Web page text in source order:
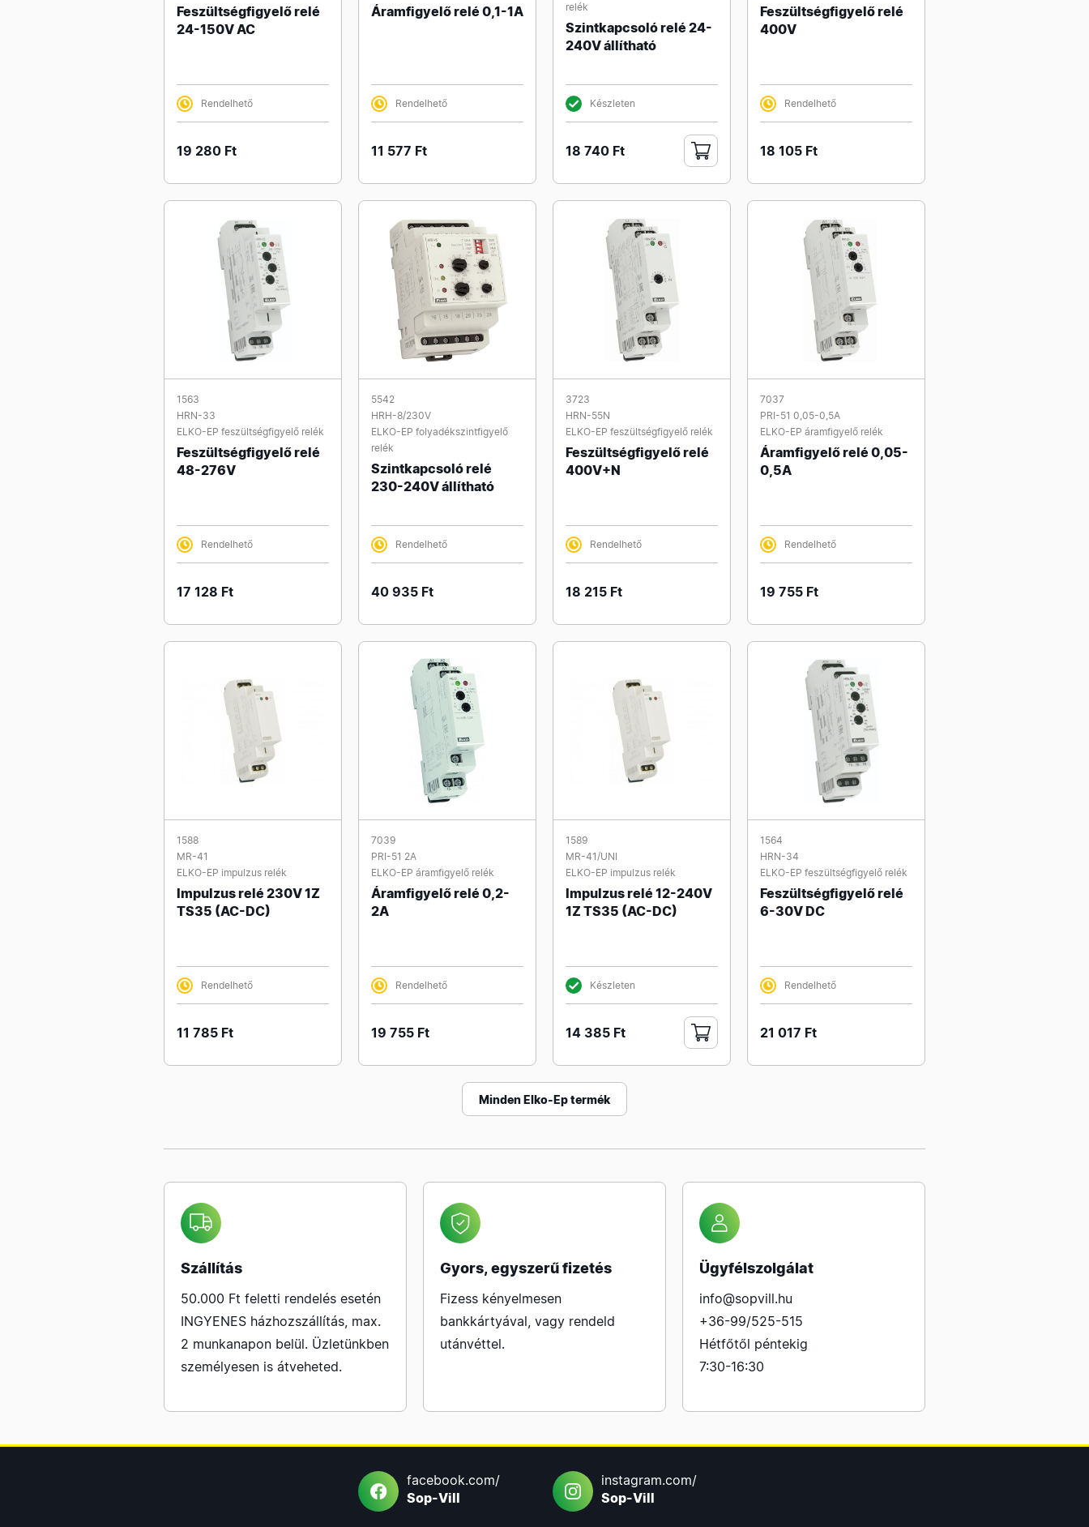
Feszültségfigyelő relé
24-150V AC
Rendelhető
19 280 Ft
Áramfigyelő relé 0,1-1A
Rendelhető
11 577 Ft
relék
Szintkapcsoló relé 24-
240V állítható
Készleten
18 740 Ft
Feszültségfigyelő relé
400V
Rendelhető
18 105 Ft
1563
HRN-33
ELKO-EP feszültségfigyelő relék
Feszültségfigyelő relé
48-276V
Rendelhető
17 128 Ft
5542
HRH-8/230V
ELKO-EP folyadékszintfigyelő
relék
Szintkapcsoló relé
230-240V állítható
Rendelhető
40 935 Ft
3723
HRN-55N
ELKO-EP feszültségfigyelő relék
Feszültségfigyelő relé
400V+N
Rendelhető
18 215 Ft
7037
PRI-51 0,05-0,5A
ELKO-EP áramfigyelő relék
Áramfigyelő relé 0,05-
0,5A
Rendelhető
19 755 Ft
1588
MR-41
ELKO-EP impulzus relék
Impulzus relé 230V 1Z
TS35 (AC-DC)
Rendelhető
11 785 Ft
7039
PRI-51 2A
ELKO-EP áramfigyelő relék
Áramfigyelő relé 0,2-
2A
Rendelhető
19 755 Ft
1589
MR-41/UNI
ELKO-EP impulzus relék
Impulzus relé 12-240V
1Z TS35 (AC-DC)
Készleten
14 385 Ft
1564
HRN-34
ELKO-EP feszültségfigyelő relék
Feszültségfigyelő relé
6-30V DC
Rendelhető
21 017 Ft
Minden Elko-Ep termék
Szállítás
50.000 Ft feletti rendelés esetén
INGYENES házhozszállítás, max.
2 munkanapon belül. Üzletünkben
személyesen is átveheted.
Gyors, egyszerű fizetés
Fizess kényelmesen
bankkártyával, vagy rendeld
utánvéttel.
Ügyfélszolgálat
info@sopvill.hu
+36-99/525-515
Hétfőtől péntekig
7:30-16:30
facebook.com/
Sop-Vill
instagram.com/
Sop-Vill